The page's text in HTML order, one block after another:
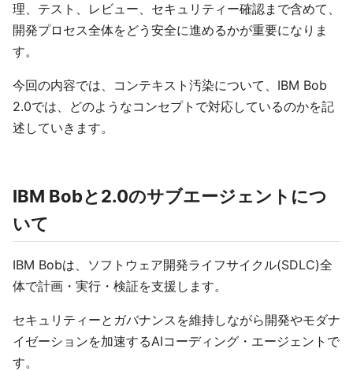
理、テスト、レビュー、セキュリティー確認まで含めて、
開発プロセス全体をどう安全に進めるかが重要になりま
す。
今回の内容では、コンテキスト汚染について、IBM Bob
2.0では、どのようなコンセプトで対応しているのかを記
述していきます。
IBM Bobと2.0のサブエージェントにつ
いて
IBM Bobは、ソフトウェア開発ライフサイクル(SDLC)全
体で計画・実行・検証を支援します。
セキュリティーとガバナンスを維持しながら開発やモダナ
イゼーションを加速するAIコーディング・エージェントで
す。